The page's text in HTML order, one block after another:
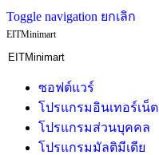
Toggle navigation ยกเลิก
EITMinimart
ซอฟต์แวร์
โปรแกรมอินเทอร์เน็ต
โปรแกรมส่วนบุคคล
โปรแกรมมัลติมีเดีย